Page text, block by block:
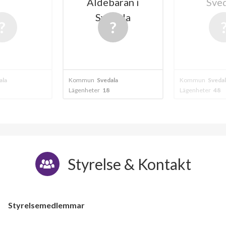
Kommun Svedala
Lägenheter 48
Kommun
Lägenheter 18
Styrelse & Kontakt
Styrelsemedlemmar